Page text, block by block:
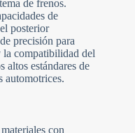
de frenos.
de
posterior
precisión para
compatibilidad del
altos estándares de
automotrices.
con